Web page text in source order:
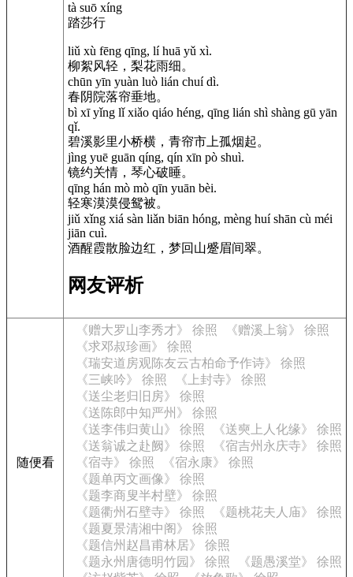
tà suō xíng
踏莎行
liǔ xù fēng qīng, lí huā yǔ xì.
柳絮风轻，梨花雨细。
chūn yīn yuàn luò lián chuí dì.
春阴院落帘垂地。
bì xī yǐng lǐ xiǎo qiáo héng, qīng lián shì shàng gū yān
qǐ.
碧溪影里小桥横，青帘市上孤烟起。
jìng yuē guān qíng, qín xīn pò shuì.
镜约关情，琴心破睡。
qīng hán mò mò qīn yuān bèi.
轻寒漠漠侵鸳被。
jiǔ xǐng xiá sàn liǎn biān hóng, mèng huí shān cù méi
jiān cuì.
酒醒霞散脸边红，梦回山蹙眉间翠。
网友评析
随便看
《赠大罗山李秀才》 徐照
《赠溪上翁》 徐照
《求邓叔珍画》 徐照
《瑞安道房观陈友云古柏命予作诗》 徐照
《三峡吟》 徐照
《上封寺》 徐照
《送尘老归旧房》 徐照
《送陈郎中知严州》 徐照
《送李伟归黄山》 徐照
《送奭上人化缘》 徐照
《送翁诚之赴阙》 徐照
《宿吉州永庆寺》 徐照
《宿寺》 徐照
《宿永康》 徐照
《题单丙文画像》 徐照
《题李商叟半村壁》 徐照
《题衢州石壁寺》 徐照
《题桃花夫人庙》 徐照
《题夏景清湘中阁》 徐照
《题信州赵昌甫林居》 徐照
《题永州唐德明竹园》 徐照
《题愚溪堂》 徐照